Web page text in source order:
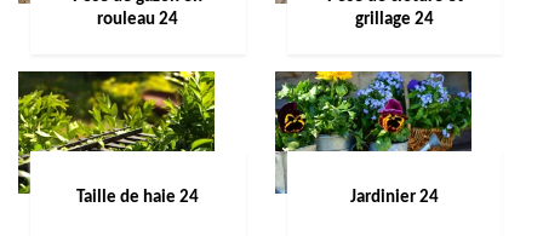
rouleau 24
grillage 24
Taille de haie 24 Jardinier 24